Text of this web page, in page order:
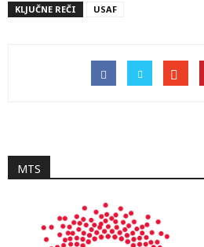
KLJUČNE REČI USAF
MTS